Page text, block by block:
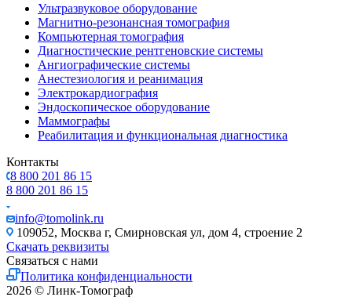
Ультразвуковое оборудование
Магнитно-резонансная томография
Компьютерная томография
Диагностические рентгеновские системы
Ангиографические системы
Анестезиология и реанимация
Электрокардиография
Эндоскопическое оборудование
Маммографы
Реабилитация и функциональная диагностика
Контакты
8 800 201 86 15
8 800 201 86 15
info@tomolink.ru
109052, Москва г, Смирновская ул, дом 4, строение 2
Скачать реквизиты
Связаться с нами
Политика конфиденциальности
2026 © Линк-Томограф